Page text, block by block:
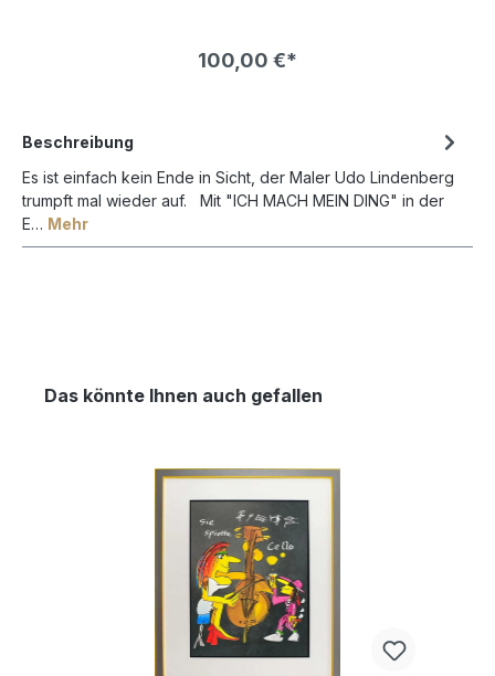
und kontrastreicher als bei normalem Bilderglas NUR
100,00 €*
Beschreibung
Es ist einfach kein Ende in Sicht, der Maler Udo Lindenberg
trumpft mal wieder auf. Mit "ICH MACH MEIN DING" in der
E… Mehr
Das könnte Ihnen auch gefallen